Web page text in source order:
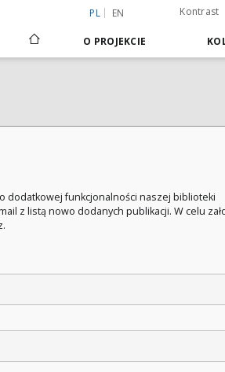
PL EN Kontrast
O PROJEKCIE
dodatkowej funkcjonalności naszej biblioteki
z listą nowo dodanych publikacji. W celu